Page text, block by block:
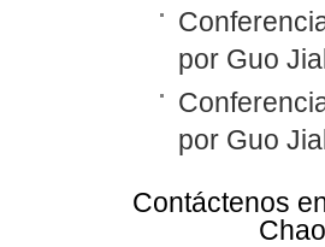
por Guo
por Guo
Contáctenos